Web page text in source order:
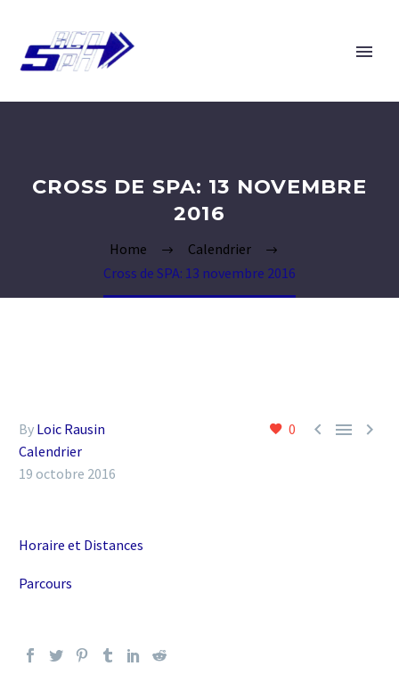
CROSS DE SPA: 13 NOVEMBRE
2016
Home
Calendrier
Cross de SPA: 13 novembre 2016
0   
By Loic Rausin
Calendrier
19 octobre 2016
Horaire et Distances
Parcours